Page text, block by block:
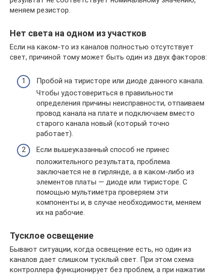
меняем резистор.
Нет света на одном из участков
Если на каком-то из каналов полностью отсутствует
свет, причиной тому может быть один из двух факторов:
Пробой на тиристоре или диоде данного канала.
Чтобы удостовериться в правильности
определения причины неисправности, отпаиваем
провод канала на плате и подключаем вместо
старого канала новый (который точно
работает).
Если вышеуказанный способ не принес
положительного результата, проблема
заключается не в гирлянде, а в каком-либо из
элементов платы — диоде или тиристоре. С
помощью мультиметра проверяем эти
компоненты и, в случае необходимости, меняем
их на рабочие.
Тусклое освещение
Бывают ситуации, когда освещение есть, но один из
каналов дает слишком тусклый свет. При этом схема
контроллера функционирует без проблем, а при нажатии